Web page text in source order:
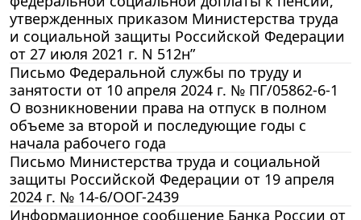
утвержденных приказом Министерства труда
и социальной защиты Российской Федерации
от 27 июля 2021 г. N 512н”
Письмо Федеральной службы по труду и
занятости от 10 апреля 2024 г. № ПГ/05862-6-1
О возникновении права на отпуск в полном
объеме за второй и последующие годы с
начала рабочего года
Письмо Министерства труда и социальной
защиты Российской Федерации от 19 апреля
2024 г. № 14-6/ООГ-2439
Информационное сообщение Банка России от